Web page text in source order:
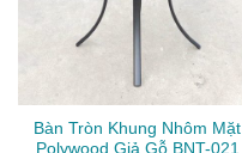
Bàn Tròn Khung Nhôm Mặt
Polywood Giả Gỗ BNT-021